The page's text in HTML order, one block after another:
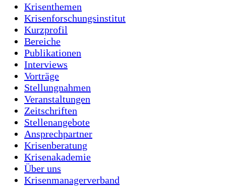
Krisenthemen
Krisenforschungsinstitut
Kurzprofil
Bereiche
Publikationen
Interviews
Vorträge
Stellungnahmen
Veranstaltungen
Zeitschriften
Stellenangebote
Ansprechpartner
Krisenberatung
Krisenakademie
Über uns
Krisenmanagerverband